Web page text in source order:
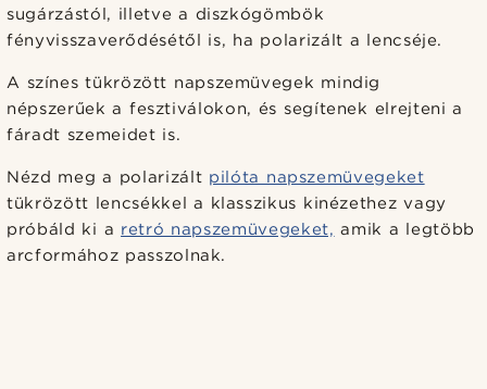
sugárzástól, illetve a diszkógömbök
fényvisszaverődésétől is, ha polarizált a lencséje.
A színes tükrözött napszemüvegek mindig
népszerűek a fesztiválokon, és segítenek elrejteni a
fáradt szemeidet is.
Nézd meg a polarizált pilóta napszemüvegeket
tükrözött lencsékkel a klasszikus kinézethez vagy
próbáld ki a retró napszemüvegeket, amik a legtöbb
arcformához passzolnak.